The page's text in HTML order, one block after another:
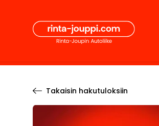
sisältöön
Takaisin hakutuloksiin